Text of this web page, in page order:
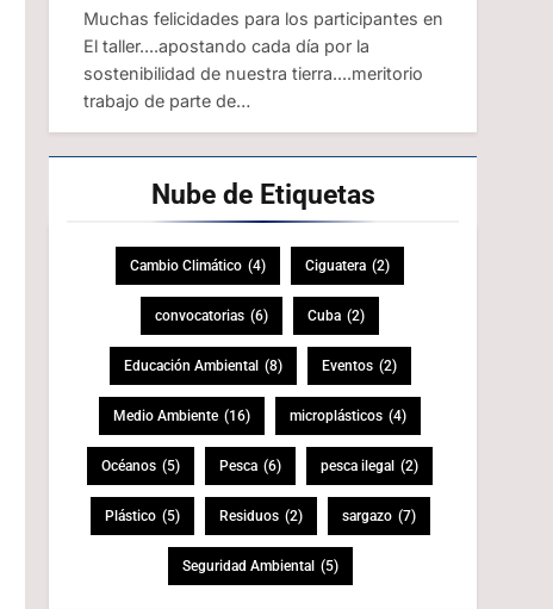
Muchas felicidades para los participantes en
El taller....apostando cada día por la
sostenibilidad de nuestra tierra....meritorio
trabajo de parte de…
Nube de Etiquetas
Cambio Climático (4) Ciguatera (2)
convocatorias (6) Cuba (2)
Educación Ambiental (8) Eventos (2)
Medio Ambiente (16) microplásticos (4)
Océanos (5) Pesca (6) pesca ilegal (2)
Plástico (5) Residuos (2) sargazo (7)
Seguridad Ambiental (5)